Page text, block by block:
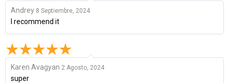
Andrey 8 Septiembre, 2024
I recommend it
Karen Avagyan 2 Agosto, 2024
super